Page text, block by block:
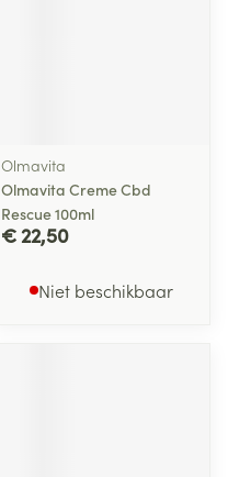
Olmavita
Olmavita Creme Cbd
Rescue 100ml
€ 22,50
Niet beschikbaar